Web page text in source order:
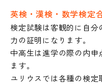
英検・漢検・数学検定
検定試験は客観的に自分
力の証明になります。
中高生は進学の際の内申
ます。
ユリウスでは各種の検